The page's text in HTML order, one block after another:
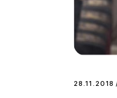
28.11.2018